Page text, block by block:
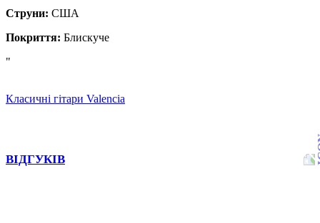
Струни: США
Покриття: Блискуче
"
Класичні гітари Valencia
ВІДГУКІВ